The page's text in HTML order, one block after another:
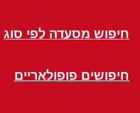
חיפוש מסעדה לפי סוג
חיפושים פופולאריים